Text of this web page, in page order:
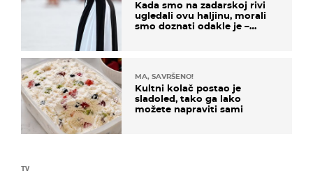
TV
Kada smo na zadarskoj rivi
ugledali ovu haljinu, morali
smo doznati odakle je –
MA, SAVRŠENO!
Kultni kolač postao je
sladoled, tako ga lako
možete napraviti sami